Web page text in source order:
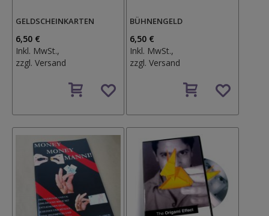
GELDSCHEINKARTEN
6,50 €
Inkl. MwSt.,
zzgl. Versand
den
BÜHNENGELD
6,50 €
Inkl. MwSt.,
zzgl.Versand
den